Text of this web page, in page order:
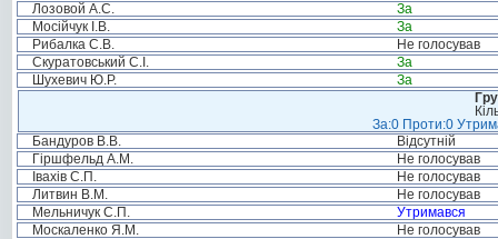
Лозовой А.С.
За
Мосійчук І.В.
За
Рибалка С.В.
Не голосував
Скуратовський С.І.
За
Шухевич Ю.Р.
За
За:0 Проти:0
Бандуров В.В.
Відсутній
Гіршфельд А.М.
Не голосував
Івахів С.П.
Не голосував
Литвин В.М.
Не голосував
Мельничук С.П.
Утримався
Москаленко Я.М.
Не голосував